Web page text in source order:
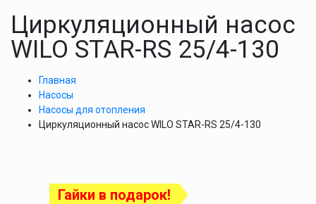
Циркуляционный насос
WILO STAR-RS 25/4-130
Главная
Насосы
Насосы для отопления
Циркуляционный насос WILO STAR-RS 25/4-130
Гайки в подарок!